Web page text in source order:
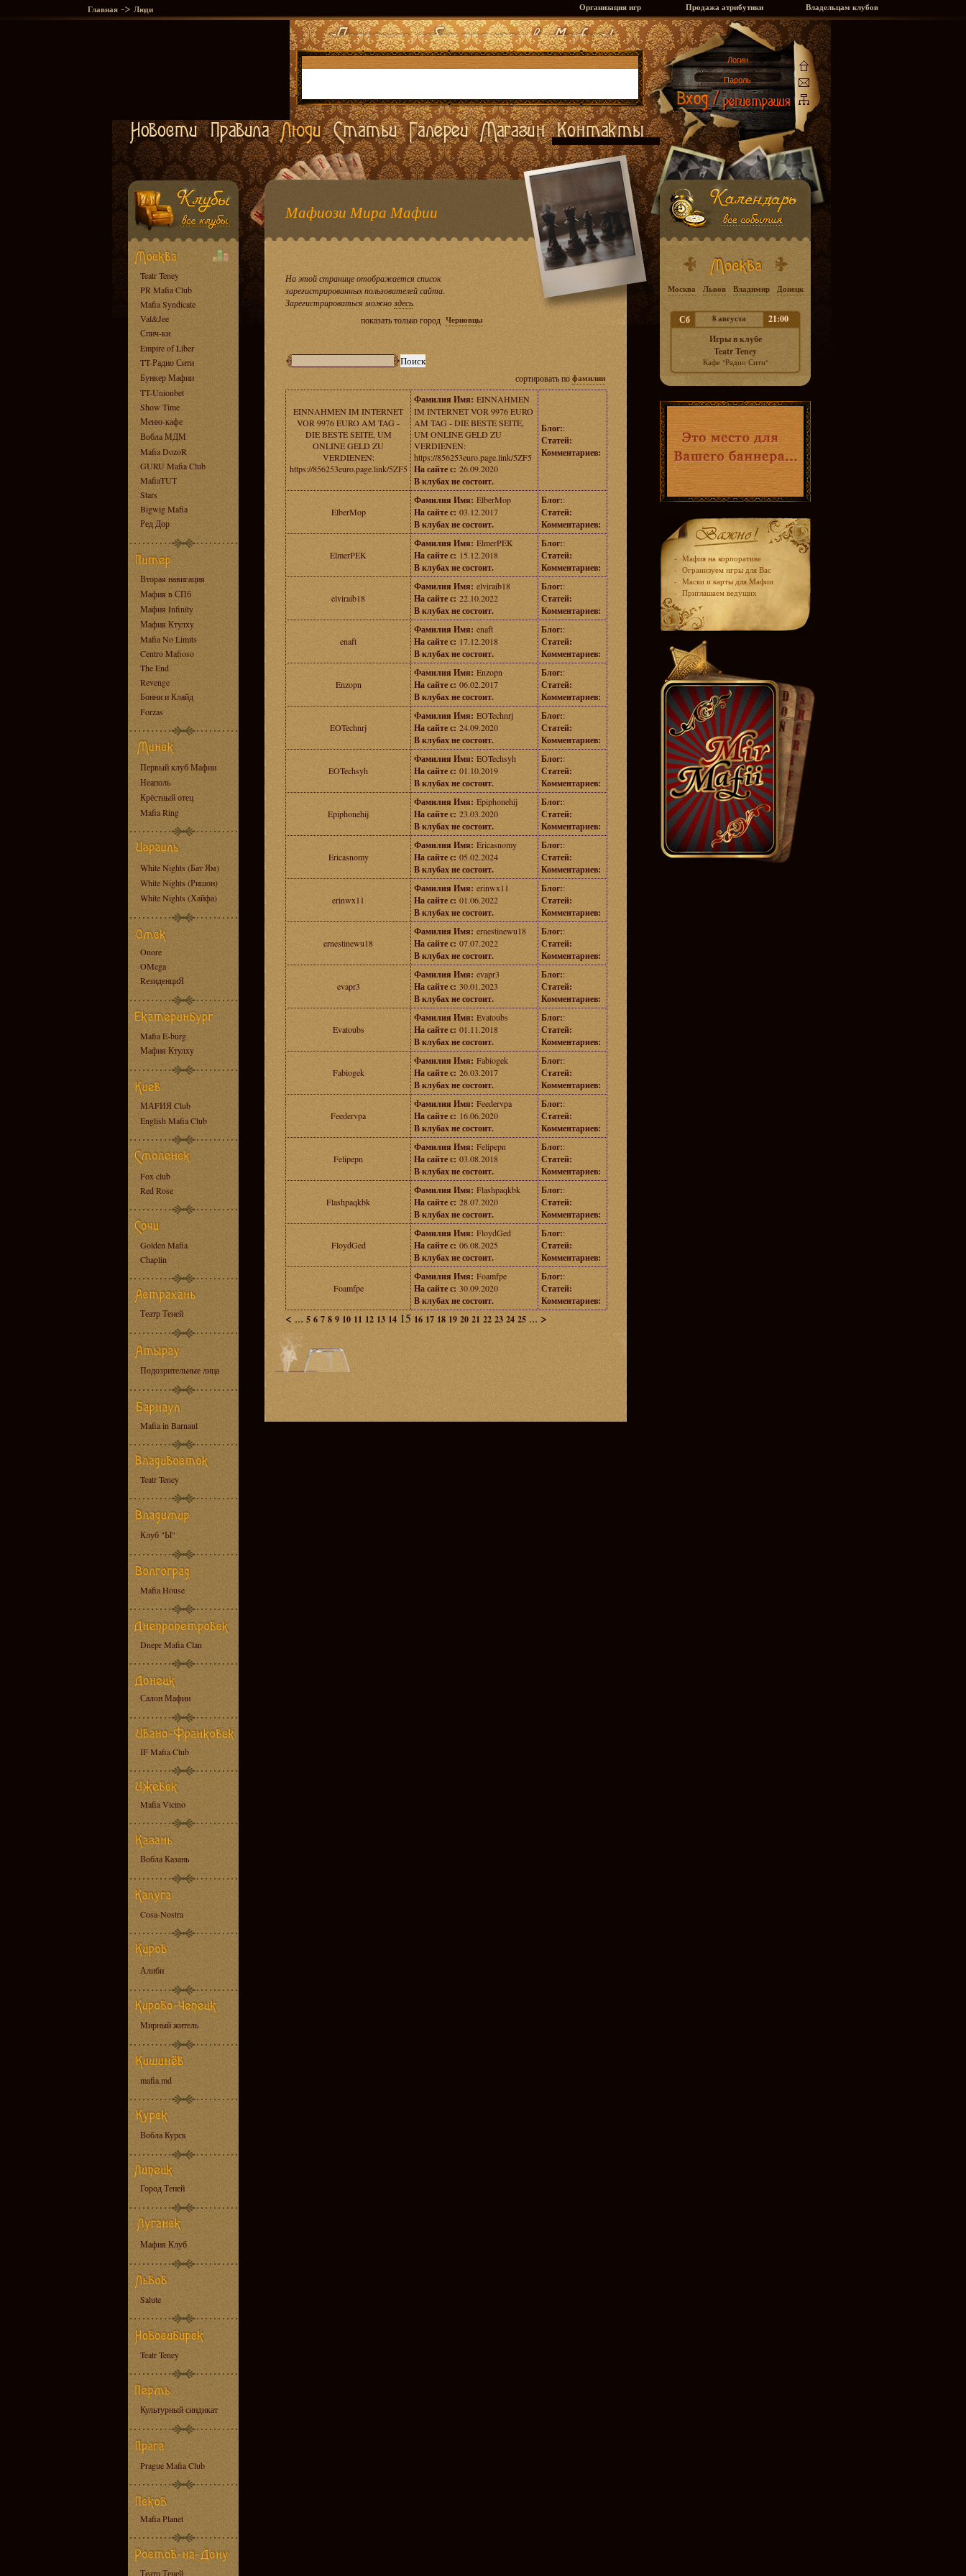
Главная -> Люди Организация игр Продажа атрибутики Владельцам клубов
Teatr Teney
PR Mafia Club
Mafia Syndicate
Val&Jee
Спич-ки
Empire of Liber
TT-Радио Сити
Бункер Мафии
TT-Unionbet
Show Time
Меню-кафе
Вобла МДМ
Mafia DozoR
GURU Mafia Club
MafiaTUT
Stars
Bigwig Mafia
Ред Дор
Вторая навигация
Мафия в СПб
Мафия Infinity
Мафия Ктулху
Mafia No Limits
Centro Mafioso
The End
Revenge
Бонни и Клайд
Forzas
Первый клуб Мафии
Неаполь
Крёстный отец
Mafia Ring
White Nights (Бат Ям)
White Nights (Ришон)
White Nights (Хайфа)
Onore
OMega
RезиденциЯ
Mafia E-burg
Мафия Ктулху
МАFИЯ Club
English Mafia Club
Fox club
Red Rose
Golden Mafia
Chaplin
Театр Теней
Подозрительные лица
Mafia in Barnaul
Teatr Teney
Клуб "Ы"
Mafia House
Dnepr Mafia Clan
Салон Мафии
IF Mafia Club
Mafia Vicino
Вобла Казань
Cosa-Nostra
Алиби
Мирный житель
mafia.md
Вобла Курск
Город Теней
Мафия Клуб
Salute
Teatr Teney
Культурный синдикат
Prague Mafia Club
Mafia Planet
Театр Теней
Мафиози Мира Мафии
На этой странице отображается список
зарегистрированных пользователей сайта.
Зарегистрироваться можноздесь.
показать только город Черновцы
сортировать пофамилии
EINNAHMEN IM INTERNET
VOR 9976 EURO AM TAG -
DIE BESTE SEITE, UM
ONLINE GELD ZU
VERDIENEN:
https://856253euro.page.link/5ZF5
Фамилия Имя: EINNAHMEN
IM INTERNET VOR 9976 EURO
AM TAG - DIE BESTE SEITE,
UM ONLINE GELD ZU
VERDIENEN:
https://856253euro.page.link/5ZF5
На сайте с: 26.09.2020
В клубах не состоит.
Блог::
Статей:
Комментариев:
ElberMop
Фамилия Имя: ElberMop
На сайте с: 03.12.2017
В клубах не состоит.
Блог::
Статей:
Комментариев:
ElmerPEK
Фамилия Имя: ElmerPEK
На сайте с: 15.12.2018
В клубах не состоит.
Блог::
Статей:
Комментариев:
elviraib18
Фамилия Имя: elviraib18
На сайте с: 22.10.2022
В клубах не состоит.
Блог::
Статей:
Комментариев:
enaft
Фамилия Имя: enaft
На сайте с: 17.12.2018
В клубах не состоит.
Блог::
Статей:
Комментариев:
Enzopn
Фамилия Имя: Enzopn
На сайте с: 06.02.2017
В клубах не состоит.
Блог::
Статей:
Комментариев:
EOTechnrj
Фамилия Имя: EOTechnrj
На сайте с: 24.09.2020
В клубах не состоит.
Блог::
Статей:
Комментариев:
EOTechsyh
Фамилия Имя: EOTechsyh
На сайте с: 01.10.2019
В клубах не состоит.
Блог::
Статей:
Комментариев:
Epiphonehij
Фамилия Имя: Epiphonehij
На сайте с: 23.03.2020
В клубах не состоит.
Блог::
Статей:
Комментариев:
Ericasnomy
Фамилия Имя: Ericasnomy
На сайте с: 05.02.2024
В клубах не состоит.
Блог::
Статей:
Комментариев:
erinwx11
Фамилия Имя: erinwx11
На сайте с: 01.06.2022
В клубах не состоит.
Блог::
Статей:
Комментариев:
ernestinewu18
Фамилия Имя: ernestinewu18
На сайте с: 07.07.2022
В клубах не состоит.
Блог::
Статей:
Комментариев:
evapr3
Фамилия Имя: evapr3
На сайте с: 30.01.2023
В клубах не состоит.
Блог::
Статей:
Комментариев:
Evatoubs
Фамилия Имя: Evatoubs
На сайте с: 01.11.2018
В клубах не состоит.
Блог::
Статей:
Комментариев:
Fabiogek
Фамилия Имя: Fabiogek
На сайте с: 26.03.2017
В клубах не состоит.
Блог::
Статей:
Комментариев:
Feedervpa
Фамилия Имя: Feedervpa
На сайте с: 16.06.2020
В клубах не состоит.
Блог::
Статей:
Комментариев:
Felipepn
Фамилия Имя: Felipepn
На сайте с: 03.08.2018
В клубах не состоит.
Блог::
Статей:
Комментариев:
Flashpaqkbk
Фамилия Имя: Flashpaqkbk
На сайте с: 28.07.2020
В клубах не состоит.
Блог::
Статей:
Комментариев:
FloydGed
Фамилия Имя: FloydGed
На сайте с: 06.08.2025
В клубах не состоит.
Блог::
Статей:
Комментариев:
Foamfpe
Фамилия Имя: Foamfpe
На сайте с: 30.09.2020
В клубах не состоит.
Блог::
Статей:
Комментариев:
< ... 5 6 7 8 9 10 11 12 13 14 15 16 17 18 19 20 21 22 23 24 25 ... >
Москва Львов Владимир Донецк
Сб 8 августа
21:00
Игры в клубе
Teatr Teney
Кафе "Радио Сити"
- Мафия на корпоративе
- Огранизуем игры для Вас
- Маски и карты для Мафии
- Приглашаем ведущих